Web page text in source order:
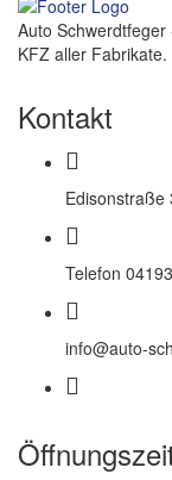
Auto Schwerdtfeger
KFZ aller Fabrikate.
Kontakt
Edisonstraße
Telefon
info@auto-